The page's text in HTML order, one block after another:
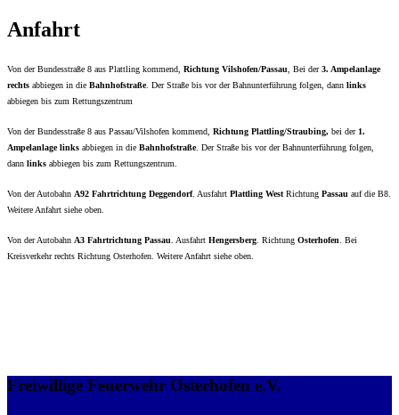
Anfahrt
Von der Bundesstraße 8 aus Plattling kommend, Richtung Vilshofen/Passau , Bei der3. Ampelanlage
rechts abbiegen in die Bahnhofstraße. Der Straße bis vor der Bahnunterführung folgen, dann links
abbiegen bis zum Rettungszentrum
Von der Bundesstraße 8 aus Passau/Vilshofen kommend, Richtung Plattling/Straubing, bei der 1.
Ampelanlage links abbiegen in die Bahnhofstraße. Der Straße bis vor der Bahnunterführung folgen,
dann links abbiegen bis zum Rettungszentrum.
Von der Autobahn A92 Fahrtrichtung Deggendorf. Ausfahrt Plattling West Richtung Passau auf die B8.
Weitere Anfahrt siehe oben.
Von der Autobahn A3 Fahrtrichtung Passau . Ausfahrt Hengersberg . Richtung Osterhofen . Bei
Kreisverkehr rechts Richtung Osterhofen. Weitere Anfahrt siehe oben.
Freiwillige Feuerwehr Osterhofen e.V.